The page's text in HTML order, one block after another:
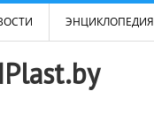
ЭНЦИКЛОПЕДИЯ